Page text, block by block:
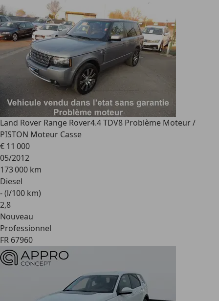
Land Rover Range Rover4.4 TDV8 Problème Moteur /
PISTON Moteur Casse
€ 11 000
05/2012
173 000 km
Diesel
- (l/100 km)
2,8
Nouveau
Professionnel
FR 67960